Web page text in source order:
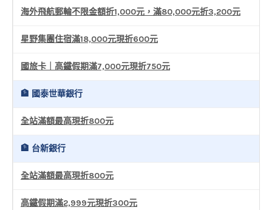
海外飛航郵輪不限金額折1,000元，滿80,000元折3,200元
星野集團住宿滿18,000元現折600元
國旅卡｜高鐵假期滿7,000元現折750元
🏦 國泰世華銀行
全站滿額最高現折800元
🏦 台新銀行
全站滿額最高現折800元
高鐵假期滿2,999元現折300元